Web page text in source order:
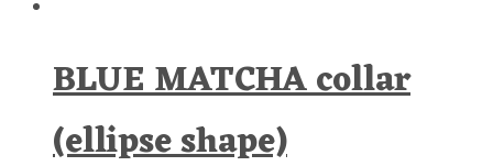
BLUE MATCHA collar
(ellipse shape)